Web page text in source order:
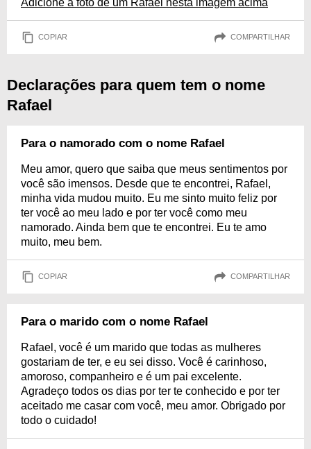
COPIAR COMPARTILHAR
Declarações para quem tem o nome
Rafael
Para o namorado com o nome Rafael
Meu amor, quero que saiba que meus sentimentos por
você são imensos. Desde que te encontrei, Rafael,
minha vida mudou muito. Eu me sinto muito feliz por
ter você ao meu lado e por ter você como meu
namorado. Ainda bem que te encontrei. Eu te amo
muito, meu bem.
COPIAR COMPARTILHAR
Para o marido com o nome Rafael
Rafael, você é um marido que todas as mulheres
gostariam de ter, e eu sei disso. Você é carinhoso,
amoroso, companheiro e é um pai excelente.
Agradeço todos os dias por ter te conhecido e por ter
aceitado me casar com você, meu amor. Obrigado por
todo o cuidado!